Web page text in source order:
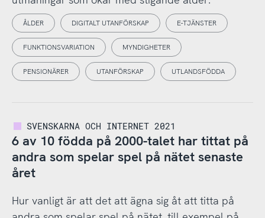
ÅLDER DIGITALT UTANFÖRSKAP E-TJÄNSTER
FUNKTIONSVARIATION MYNDIGHETER
PENSIONÄRER UTANFÖRSKAP UTLANDSFÖDDA
SVENSKARNA OCH INTERNET 2021
6 av 10 födda på 2000-talet har tittat på
andra som spelar spel på nätet senaste
året
Hur vanligt är att det att ägna sig åt att titta på